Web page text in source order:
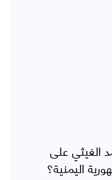
الغيثي على
اليمنية؟